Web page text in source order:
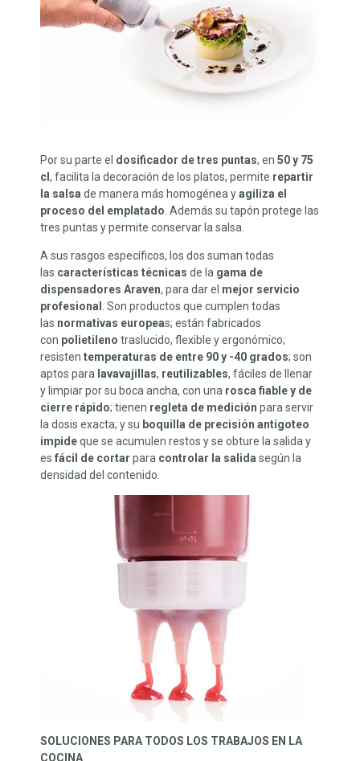
Por su parte el dosificador de tres puntas, en 50 y 75
cl , facilita la decoración de los platos, permite repartir
la salsa de manera más homogénea yagiliza el
proceso del emplatado . Además su tapón protege las
tres puntas y permite conservar la salsa.
A sus rasgos específicos, los dos suman todas
las características técnicas de la gama de
dispensadores Araven, para dar el mejor servicio
profesional
. Son productos que cumplen todas
las normativas europeas; están fabricados
con polietileno traslucido, flexible y ergonómico;
resisten temperaturas de entre 90 y -40 grados; son
aptos para lavavajillas, reutilizables, fáciles de llenar
y limpiar por su boca ancha, con una rosca fiable y de
cierre rápido; tienen regleta de medición para servir
la dosis exacta; y su boquilla de precisión antigoteo
impideque se acumulen restos y se obture la salida y
es fácil de cortar para controlar la salida según la
densidad del contenido.
SOLUCIONES PARA TODOS LOS TRABAJOS EN LA
COCINA